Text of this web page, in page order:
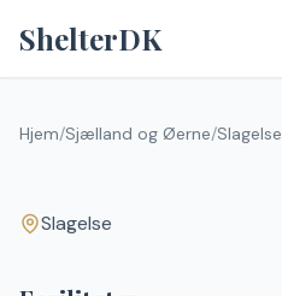
ShelterDK
Hjem/Sjælland og Øerne/Slagelse
Slagelse
Slagelse